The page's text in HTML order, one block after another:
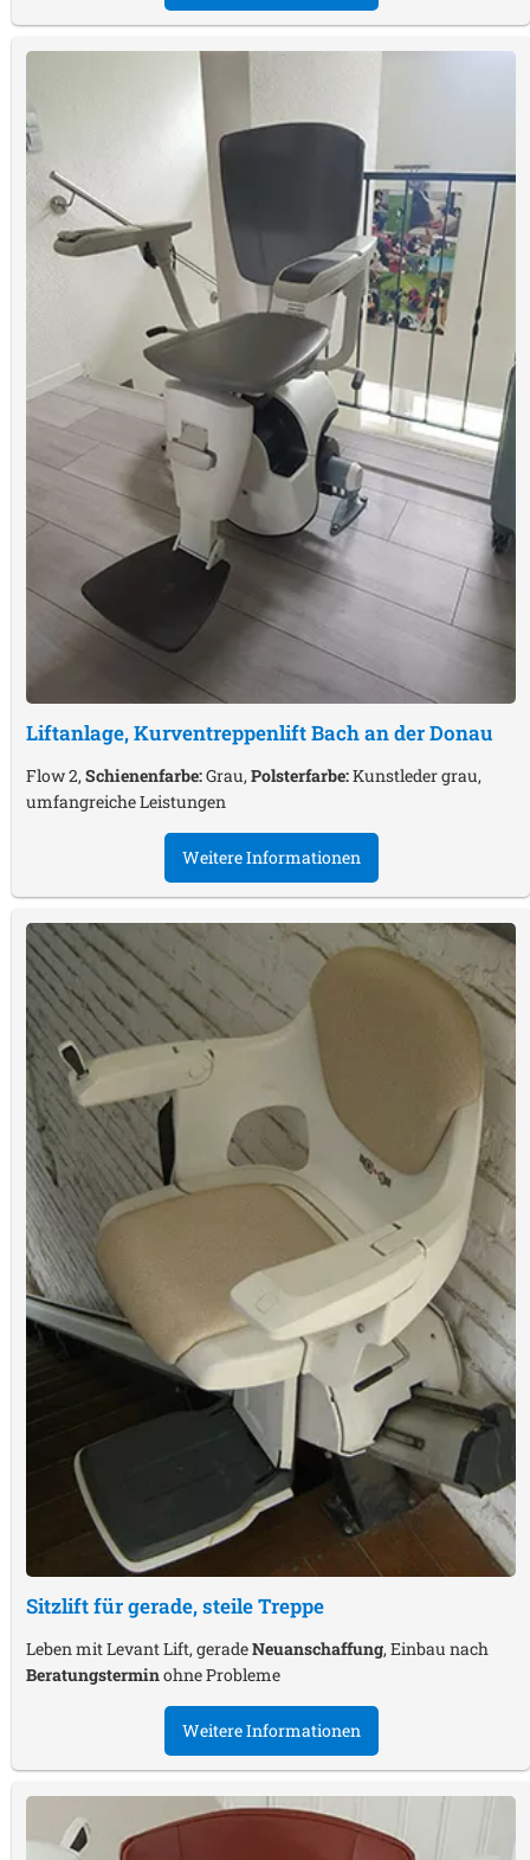
Liftanlage, KurventreppenliftBach an der Donau
Flow 2,Schienenfarbe:Grau,Polsterfarbe:Kunstleder grau,
umfangreiche Leistungen
Weitere Informationen
Sitzlift für gerade, steile Treppe
Leben mit Levant Lift, geradeNeuanschaffung, Einbau nach
Beratungsterminohne Probleme
Weitere Informationen